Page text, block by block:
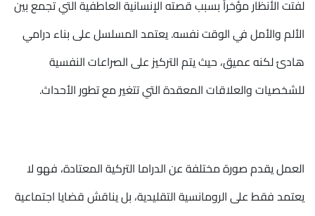
لفتت الأنظار مؤخراً بسبب قصته الإنسانية العاطفية التي تجمع بين
الألم والأمل في الوقت نفسه. يعتمد المسلسل على بناء درامي
هادئ لكنه عميق، حيث يتم التركيز على الصراعات النفسية
للشخصيات والعلاقات المعقدة التي تتغير مع تطور الأحداث.
العمل يقدم صورة مختلفة عن الدراما التركية المعتادة، فهو لا
يعتمد فقط على الرومانسية التقليدية، بل يناقش قضايا اجتماعية